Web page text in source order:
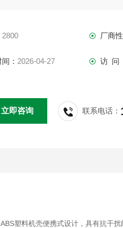
2800 厂商性
： 2026-04-27 访 问
立即咨询 联系电话：
塑料机壳便携式设计，具有抗干